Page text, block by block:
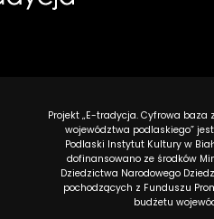
Projekt „E-tradycja. Cyfrowa baza
województwa podlaskiego”
Podlaski Instytut Kultury w
dofinansowano ze środków
Dziedzictwa Narodowego
pochodzących z Funduszu
budżetu